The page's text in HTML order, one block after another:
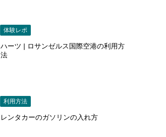
体験レポ
ハーツ | ロサンゼルス国際空港の利用方
法
利用方法
レンタカーのガソリンの入れ方